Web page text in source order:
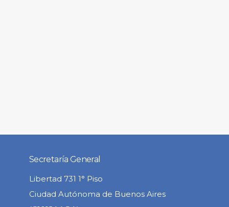
Secretaría General
Libertad 731 1° Piso
Ciudad Autónoma de Buenos Aires